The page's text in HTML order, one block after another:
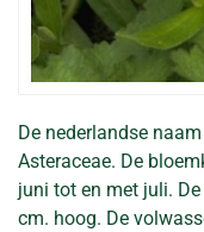
De nederlandse
Asteraceae. De
juni tot en met juli.
cm. hoog. De